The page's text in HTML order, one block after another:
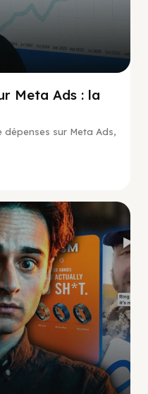
Meta Ads : la
dépenses sur Meta Ads,
Social Scaling